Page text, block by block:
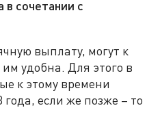
сочетании с
выплату, могут к
им удобна. Для этого в
к этому времени
если же позже – то